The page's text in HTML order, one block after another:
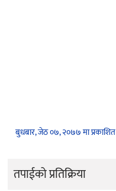
बुधबार, जेठ ०७, २०७७ मा प्रकाशित
तपाईको प्रतिक्रिया